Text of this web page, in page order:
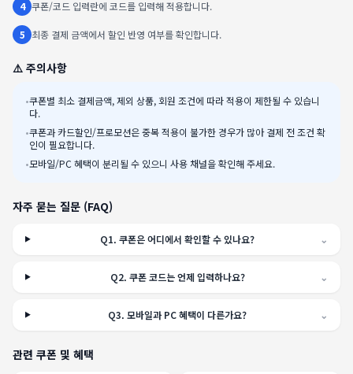
4 쿠폰/코드 입력란에 코드를 입력해 적용합니다.
5 최종 결제 금액에서 할인 반영 여부를 확인합니다.
⚠️ 주의사항
•쿠폰별 최소 결제금액, 제외 상품, 회원 조건에 따라 적용이 제한될 수 있습니
다.
•쿠폰과 카드할인/프로모션은 중복 적용이 불가한 경우가 많아 결제 전 조건 확
인이 필요합니다.
•모바일/PC 혜택이 분리될 수 있으니 사용 채널을 확인해 주세요.
자주 묻는 질문 (FAQ)
Q1.쿠폰은 어디에서 확인할 수 있나요? ⌄
Q2. 쿠폰 코드는 언제 입력하나요? ⌄
Q3.모바일과 PC 혜택이 다른가요? ⌄
관련 쿠폰 및 혜택